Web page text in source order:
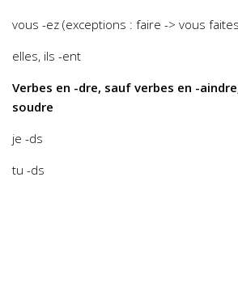
vous -ez (exceptions : faire -> vous
elles, ils -ent
Verbes en -dre, sauf verbes en -
soudre
je -ds
tu -ds